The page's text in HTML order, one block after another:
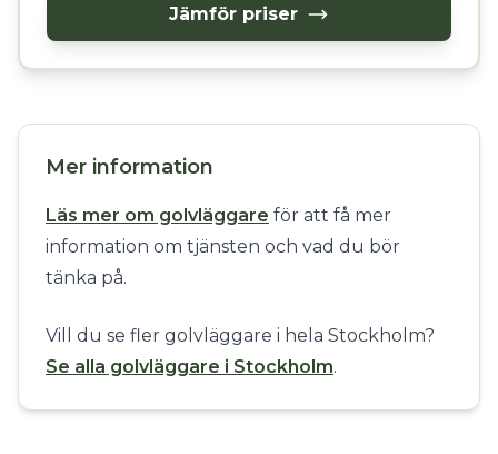
Jämför priser
Mer information
Läs mer om golvläggare för att få mer
information om tjänsten och vad du bör
tänka på.
Vill du se fler golvläggare i hela Stockholm?
Se alla golvläggare i Stockholm.